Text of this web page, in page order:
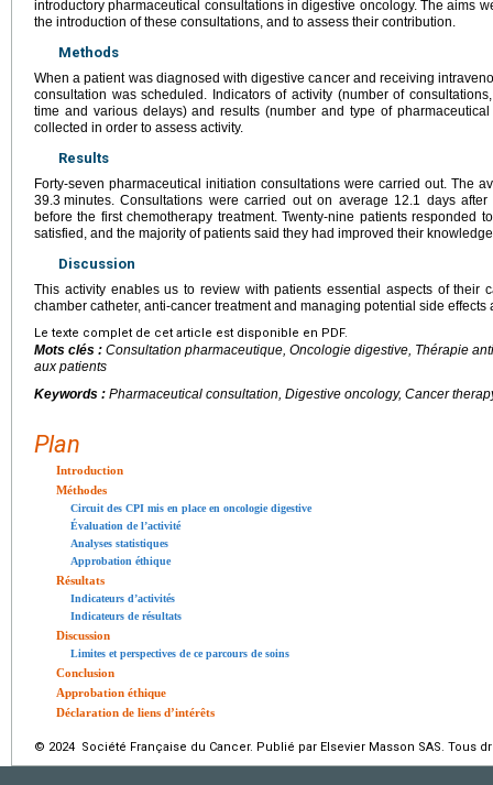
introductory pharmaceutical consultations in digestive oncology. The aims
the introduction of these consultations, and to assess their contribution.
Methods
When a patient was diagnosed with digestive cancer and receiving
consultation was scheduled. Indicators of activity (number of
time and various delays) and results (number and type of
collected in order to assess activity.
Results
Forty-seven pharmaceutical initiation consultations were carried out. The
39.3 minutes. Consultations were carried out on average 12.1 days
before the first chemotherapy treatment. Twenty-nine patients responded
satisfied, and the majority of patients said they had improved their
Discussion
This activity enables us to review with patients essential aspects of their
chamber catheter, anti-cancer treatment and managing potential side
Le texte complet de cet article est disponible en PDF.
Mots clés : Consultation pharmaceutique, Oncologie digestive, Thérapie
aux patients
Keywords : Pharmaceutical consultation, Digestive oncology, Cancer
Plan
Introduction
Méthodes
Circuit des CPI mis en place en oncologie digestive
Évaluation de l’activité
Analyses statistiques
Approbation éthique
Résultats
Indicateurs d’activités
Indicateurs de résultats
Discussion
Limites et perspectives de ce parcours de soins
Conclusion
Approbation éthique
Déclaration de liens d’intérêts
© 2024 Société Française du Cancer. Publié par Elsevier Masson SAS. Tous